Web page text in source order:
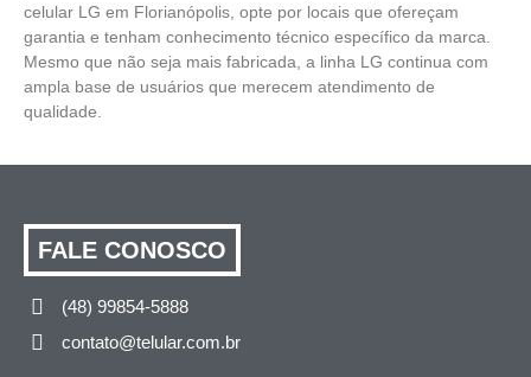
celular LG em Florianópolis, opte por locais que ofereçam
garantia e tenham conhecimento técnico específico da marca.
Mesmo que não seja mais fabricada, a linha LG continua com
ampla base de usuários que merecem atendimento de
qualidade.
FALE CONOSCO
(48) 99854-5888
contato@telular.com.br